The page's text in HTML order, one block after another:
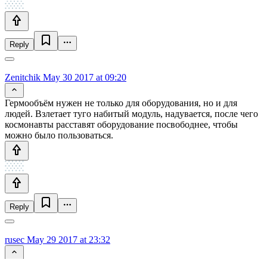
Reply
Zenitchik May 30 2017 at 09:20
Гермообъём нужен не только для оборудования, но и для
людей. Взлетает туго набитый модуль, надувается, после чего
космонавты расставят оборудование посвободнее, чтобы
можно было пользоваться.
Reply
rusec May 29 2017 at 23:32